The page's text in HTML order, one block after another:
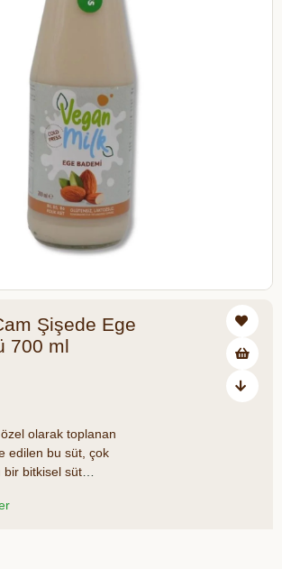
Şişede Ege
700 ml
olarak toplanan
edilen bu süt, çok
bir bitkisel süt
glutensiz ve